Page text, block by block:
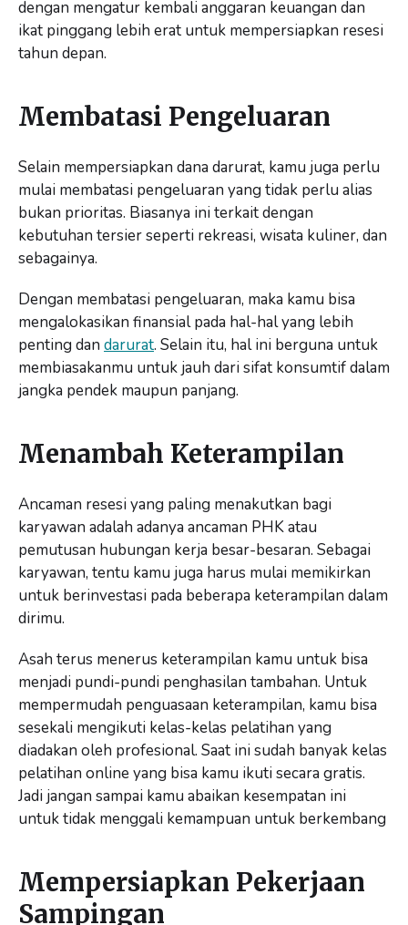
dengan mengatur kembali anggaran keuangan dan
ikat pinggang lebih erat untuk mempersiapkan resesi
tahun depan.
Membatasi Pengeluaran
Selain mempersiapkan dana darurat, kamu juga perlu
mulai membatasi pengeluaran yang tidak perlu alias
bukan prioritas. Biasanya ini terkait dengan
kebutuhan tersier seperti rekreasi, wisata kuliner, dan
sebagainya.
Dengan membatasi pengeluaran, maka kamu bisa
mengalokasikan finansial pada hal-hal yang lebih
penting dan darurat. Selain itu, hal ini berguna untuk
membiasakanmu untuk jauh dari sifat konsumtif dalam
jangka pendek maupun panjang.
Menambah Keterampilan
Ancaman resesi yang paling menakutkan bagi
karyawan adalah adanya ancaman PHK atau
pemutusan hubungan kerja besar-besaran. Sebagai
karyawan, tentu kamu juga harus mulai memikirkan
untuk berinvestasi pada beberapa keterampilan dalam
dirimu.
Asah terus menerus keterampilan kamu untuk bisa
menjadi pundi-pundi penghasilan tambahan. Untuk
mempermudah penguasaan keterampilan, kamu bisa
sesekali mengikuti kelas-kelas pelatihan yang
diadakan oleh profesional. Saat ini sudah banyak kelas
pelatihan online yang bisa kamu ikuti secara gratis.
Jadi jangan sampai kamu abaikan kesempatan ini
untuk tidak menggali kemampuan untuk berkembang
Mempersiapkan Pekerjaan
Sampingan